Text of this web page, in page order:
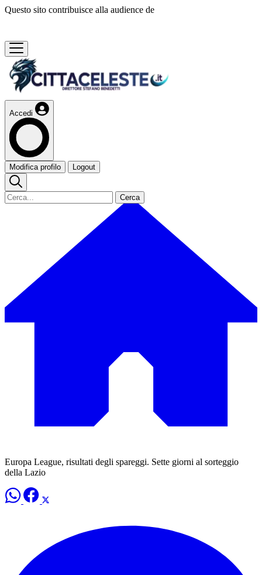
Questo sito contribuisce alla audience de
Accedi
Modifica profilo Logout
Cerca
Europa League, risultati degli spareggi. Sette giorni al sorteggio
della Lazio